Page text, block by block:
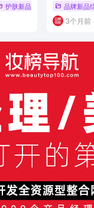
品 # 品牌新品综合
护肤新品 # 品牌新品综合
品牌新品
3个月前